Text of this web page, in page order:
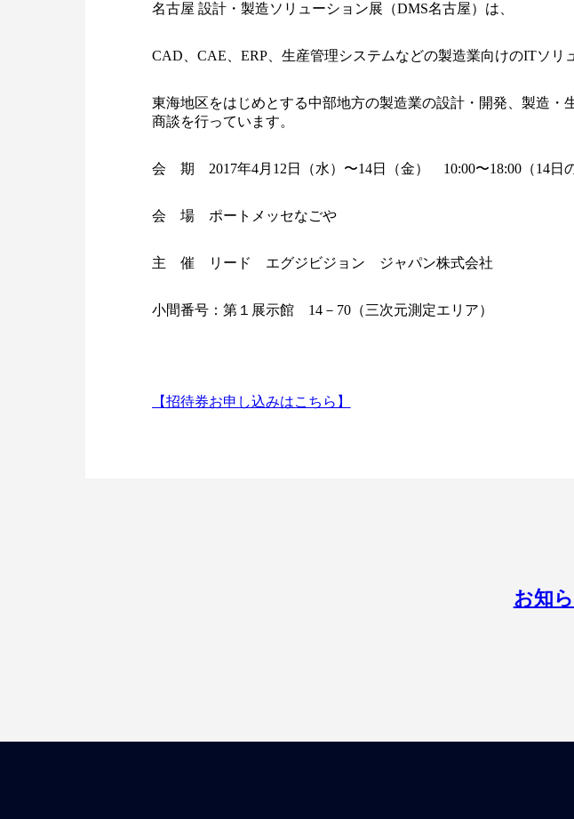
名古屋 設計・製造ソリューション展（DMS名古屋）は、
CAD、CAE、ERP、生産管理システムなどの製造業向けのITソリ
東海地区をはじめとする中部地方の製造業の設計・開発、製造
商談を行っています。
会 期 2017年4月12日（水）〜14日（金） 10:00〜18:00（14日の
会 場 ポートメッセなごや
主 催 リード エグジビジョン ジャパン株式会社
小間番号：第１展示館 14－70（三次元測定エリア）
【招待券お申し込みはこちら】
お知